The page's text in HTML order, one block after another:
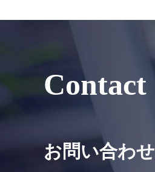
Contact
お問い合わせ